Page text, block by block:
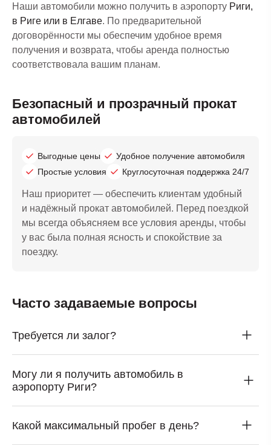
Наши автомобили можно получить в аэропорту Риги,
в Риге или в Елгаве. По предварительной
договорённости мы обеспечим удобное время
получения и возврата, чтобы аренда полностью
соответствовала вашим планам.
Безопасный и прозрачный прокат
автомобилей
Выгодные цены
Удобное получение автомобиля
Простые условия
Круглосуточная поддержка 24/7
Наш приоритет — обеспечить клиентам удобный
и надёжный прокат автомобилей. Перед поездкой
мы всегда объясняем все условия аренды, чтобы
у вас была полная ясность и спокойствие за
поездку.
Часто задаваемые вопросы
Требуется ли залог?
Могу ли я получить автомобиль в
аэропорту Риги?
Какой максимальный пробег в день?